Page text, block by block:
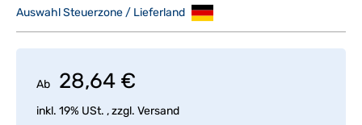
Auswahl Steuerzone / Lieferland
Ab 28,64 €
inkl. 19% USt. , zzgl. Versand